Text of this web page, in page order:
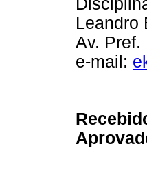
Leandro
Av. Pref.
e-mail: